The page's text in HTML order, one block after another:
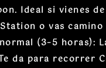
Ideal si vienes
o vas
(3–5 horas):
da para recorrer